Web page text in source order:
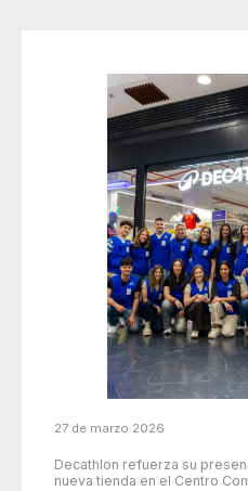
27 de marzo 2026
Decathlon refuerza su
nueva tienda en el Centro